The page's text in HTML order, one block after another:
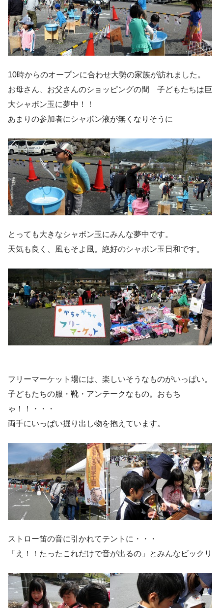
10時からのオープンに合わせ大勢の家族が訪れました。
お母さん、お父さんのショッピングの間 子どもたちは巨
大シャボン玉に夢中！！
あまりの参加者にシャボン液が無くなりそうに
とっても大きなシャボン玉にみんな夢中です。
天気も良く、風もそよ風。絶好のシャボン玉日和です。
フリーマーケット場には、楽しいそうなものがいっぱい。
子どもたちの服・靴・アンテークなもの。おもち
ゃ！！・・・
両手にいっぱい掘り出し物を抱えています。
ストロー笛の音に引かれてテントに・・・
「え！！たったこれだけで音が出るの」とみんなビックリ